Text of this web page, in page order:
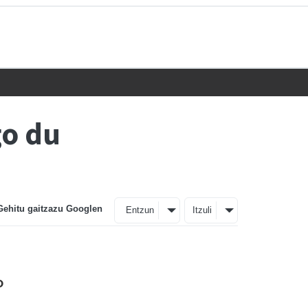
du
gaitzazu Googlen Entzun Itzuli